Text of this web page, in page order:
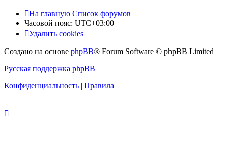
На главную Список форумов
Часовой пояс: UTC+03:00
Удалить cookies
Создано на основе phpBB® Forum Software © phpBB Limited
Русская поддержка phpBB
Конфиденциальность | Правила